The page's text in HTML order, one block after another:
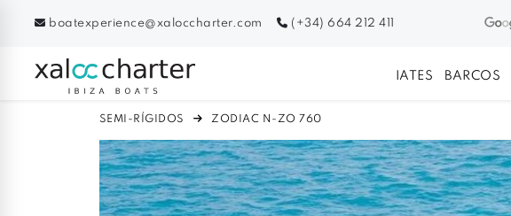
boatexperience@xaloccharter.com (+34) 664 212 411
IATES BARCOS
SEMI-RÍGIDOS ZODIAC N-ZO 760